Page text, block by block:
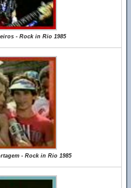
- Rock in Rio 1985
- Rock in Rio 1985